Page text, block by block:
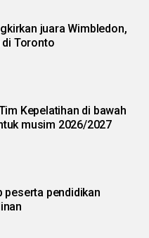
juara Wimbledon,
di Toronto
Kepelatihan di bawah
musim 2026/2027
peserta pendidikan